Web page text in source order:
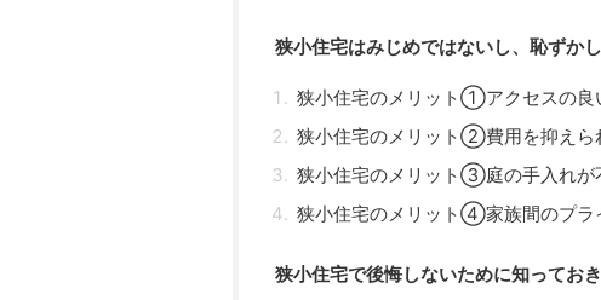
狭小住宅はみじめではないし、恥ずか
狭小住宅のメリット①アクセスの良
狭小住宅のメリット②費用を抑えら
狭小住宅のメリット③庭の手入れが
狭小住宅のメリット④家族間のプラ
狭小住宅で後悔しないために知ってお